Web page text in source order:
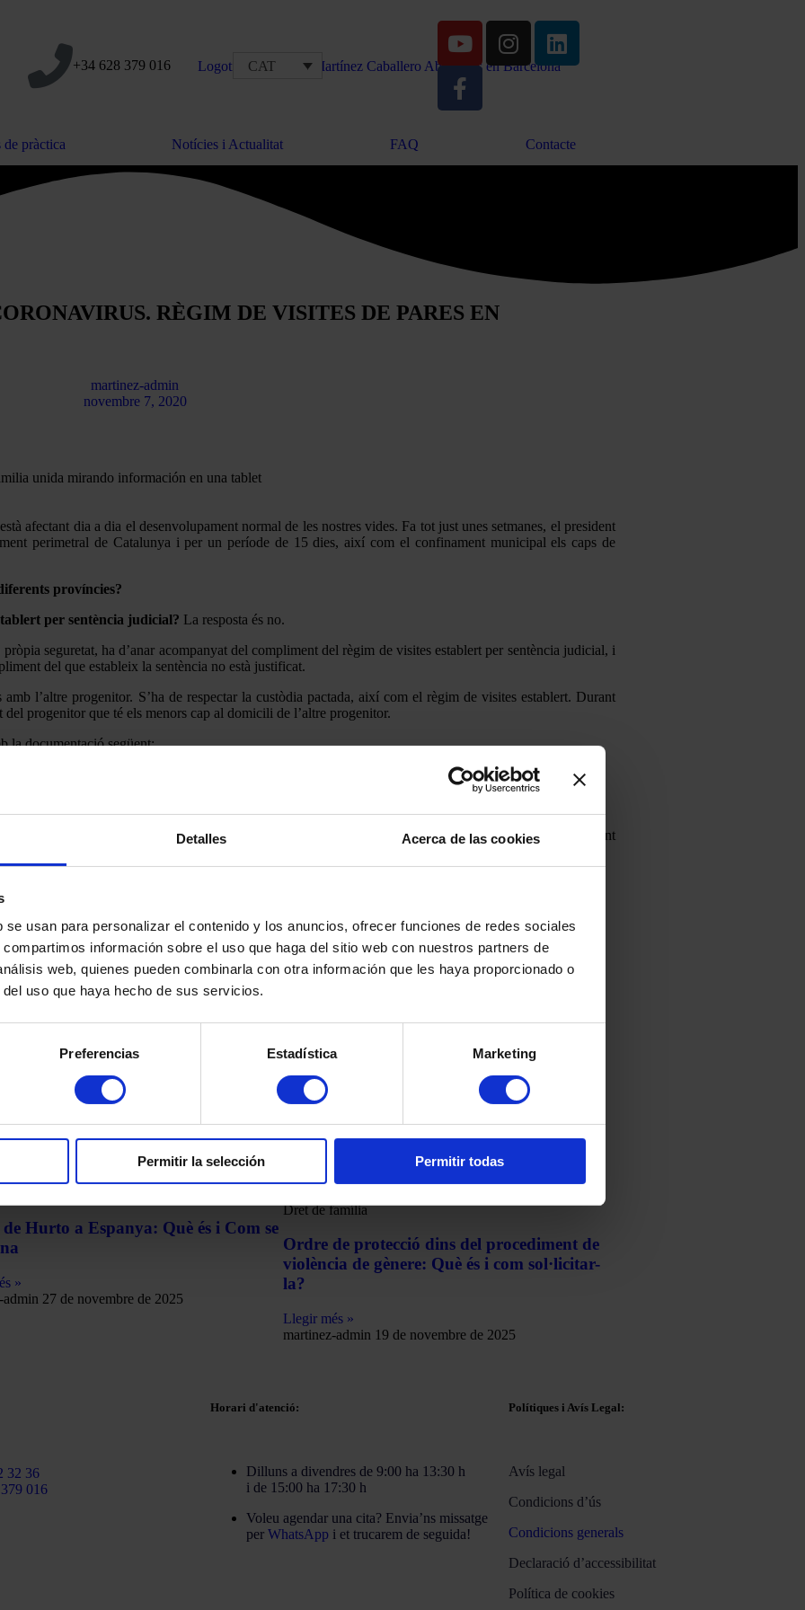
Detalles Acerca de las cookies
usan para personalizar el contenido y los anuncios, ofrecer funciones de redes sociales
información sobre el uso que haga del sitio web con nuestros partners de
web, quienes pueden combinarla con otra información que les haya proporcionado o
uso que haya hecho de sus servicios.
Preferencias Estadística Marketing
Permitir la selección Permitir todas
+34 628 379 016 CAT
de pràctica Notícies i Actualitat FAQ Contacte
RÈGIM DE VISITES DE PARES EN
martinez-admin
novembre 7, 2020
afectant dia a dia el desenvolupament normal de les nostres vides. Fa tot just unes setmanes, el president
perimetral de Catalunya i per un període de 15 dies, així com el confinament municipal els caps de
províncies?
per sentència judicial? La resposta és no.
seguretat, ha d’anar acompanyat del compliment del règim de visites establert per sentència judicial, i
del que estableix la sentència no està justificat.
l’altre progenitor. S’ha de respectar la custòdia pactada, així com el règim de visites establert. Durant
progenitor que té els menors cap al domicili de l’altre progenitor.
la documentació següent:
Catalunya per la crisi sanitària per la COVID-19.
el règim de visites.
es compleixi amb el règim de visites establert, justificant el desplaçament per a l’efectiu compliment
de la Renda
en la Devolució de la Renda: Què pot
i quan hisenda ha de pagar interessos
admin7 de gener de 2026
Criptomonedas
Hacienda y Criptomonedas: Cómo
Declararlas y Evitar Problemas Fiscales
Llegir més »
martinez-admin7 de gener de 2026
de Hurto a Espanya: Què és i Com se
»
admin 27 de novembre de 2025
Dret de família
Ordre de protecció dins del procediment de
violència de gènere: Què és i com sol·licitar-
la?
Llegir més »
martinez-admin 19 de novembre de 2025
32 36
016
Horari d'atenció:
Dilluns a divendres de 9:00 ha 13:30 h
i de 15:00 ha 17:30 h
Voleu agendar una cita? Envia’ns missatge
per WhatsApp i et trucarem de seguida!
Polítiques i Avís Legal:
Avís legal
Condicions d’ús
Condicions generals
Declaració d’accessibilitat
Política de cookies